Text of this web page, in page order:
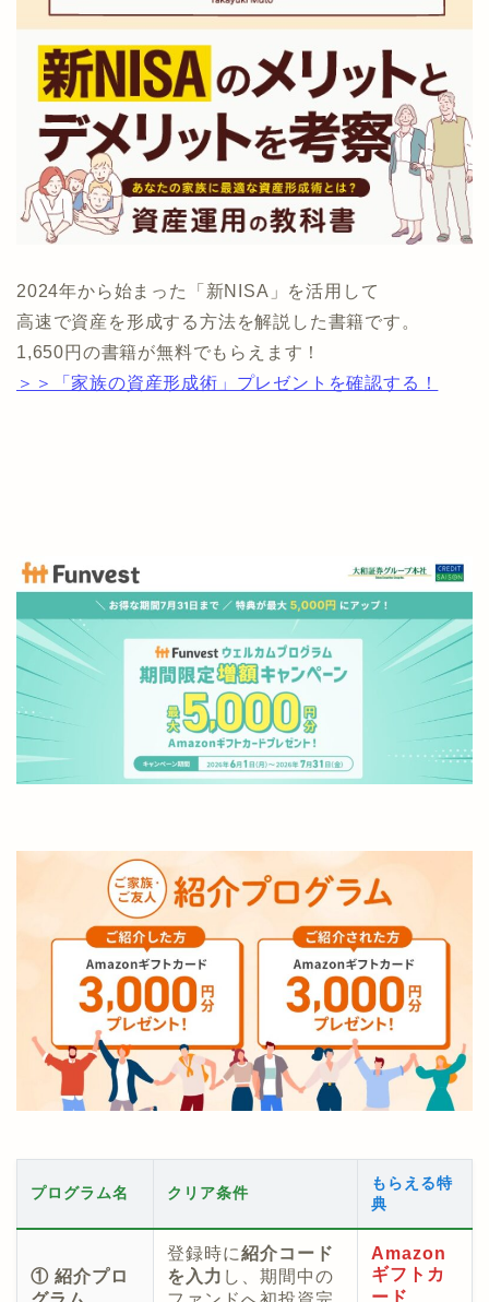
2024年から始まった「新NISA」を活用して
高速で資産を形成する方法を解説した書籍です。
1,650円の書籍が無料でもらえます！
＞＞「家族の資産形成術」プレゼントを確認する！
プログラム名 クリア条件
もらえる特
典
① 紹介プロ
登録時に紹介コード
を入力 し、期間中の
Amazon
ギフトカ
ード